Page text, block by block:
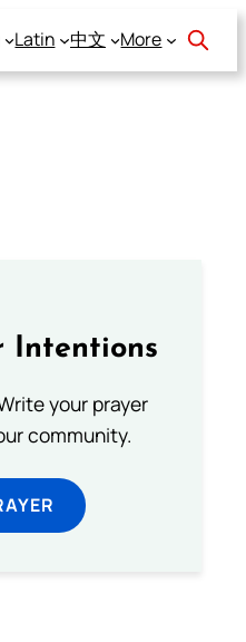
Latin 中文 More
Intentions
your prayer
community.